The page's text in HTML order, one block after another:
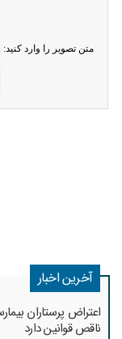
متن تصویر را وارد کنید:
آخرین اخبار
اعتراض پرستاران
ناقص قوانین دارد